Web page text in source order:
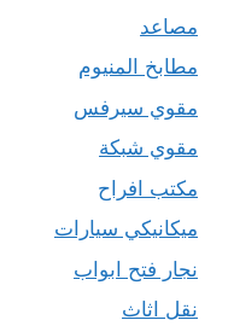
مصاعد
مطابخ المنيوم
مقوي سيرفس
مقوي شبكة
مكتب افراح
ميكانيكي سيارات
نجار فتح ابواب
نقل اثاث